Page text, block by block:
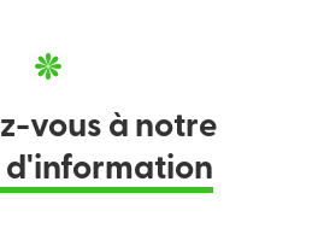
vous à notre
d'information